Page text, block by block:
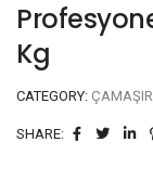
Kg
CATEGORY:
SHARE: